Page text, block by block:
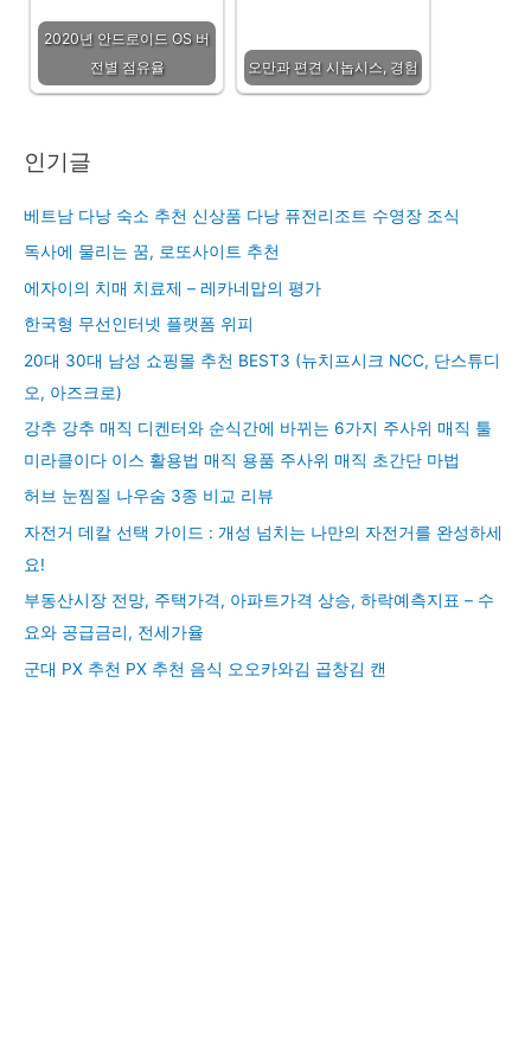
2020년 안드로이드 OS 버
전별 점유율
오만과 편견 시놉시스, 경험
인기글
베트남 다낭 숙소 추천 신상품 다낭 퓨전리조트 수영장 조식
독사에 물리는 꿈, 로또사이트 추천
에자이의 치매 치료제 – 레카네맙의 평가
한국형 무선인터넷 플랫폼 위피
20대 30대 남성 쇼핑몰 추천 BEST3 (뉴치프시크 NCC, 단스튜디
오, 아즈크로)
강추 강추 매직 디켄터와 순식간에 바뀌는 6가지 주사위 매직 툴
미라클이다 이스 활용법 매직 용품 주사위 매직 초간단 마법
허브 눈찜질 나우숨 3종 비교 리뷰
자전거 데칼 선택 가이드 : 개성 넘치는 나만의 자전거를 완성하세
요!
부동산시장 전망, 주택가격, 아파트가격 상승, 하락예측지표 – 수
요와 공급금리, 전세가율
군대 PX 추천 PX 추천 음식 오오카와김 곱창김 캔